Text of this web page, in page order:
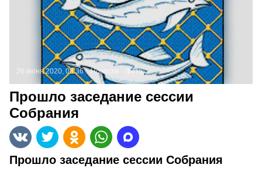
26 июня 2020, 08:36 Новости Фото:
Прошло заседание сессии
Собрания
Прошло заседание сессии Собрания